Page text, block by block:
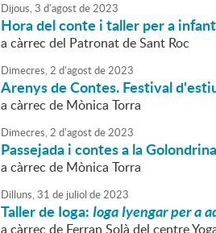
Dijous,3 d'agostde2023
Hora del conte i taller per a
a càrrec del Patronat de Sant Roc
Dimecres,2 d'agostde2023
Arenys de Contes. Festival
a càrrec de Mònica Torra
Dimecres,2 d'agostde2023
Passejada i contes a la
a càrrec de Mònica Torra
Dilluns,31 de juliol de2023
Taller de Ioga:Ioga Iyengar per a
a càrrec de Ferran Solà del centre